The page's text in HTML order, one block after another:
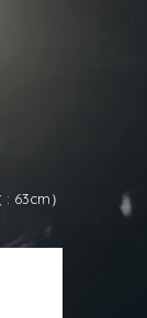
63cm）